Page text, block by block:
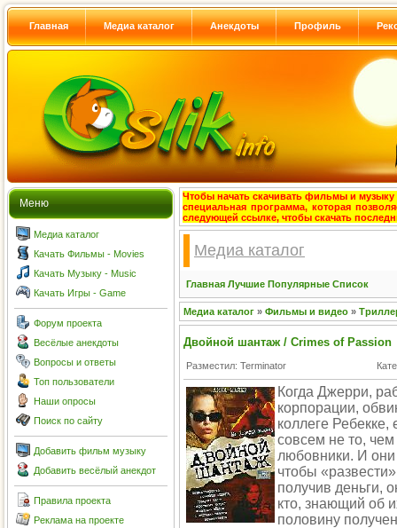
Главная Медиа каталог Анекдоты Профиль
Меню
Медиа каталог
Качать Фильмы - Movies
Качать Музыку - Music
Качать Игры - Game
Форум проекта
Весёлые анекдоты
Вопросы и ответы
Топ пользователи
Наши опросы
Поиск по сайту
Добавить фильм музыку
Добавить весёлый анекдот
Правила проекта
Реклама на проекте
Чтобы начать скачивать фильмы и музыку
специальная программа, которая
следующей ссылке, чтобы скачать
Медиа каталог
Главная Лучшие Популярные Список
Медиа каталог » Фильмы и видео »
Двойной шантаж / Crimes of Passion
Разместил: Terminator
Когда Джерри,
корпорации,
коллеге Ребекке,
совсем не то,
любовники. И
чтобы
получив деньги,
кто, знающий об
половину